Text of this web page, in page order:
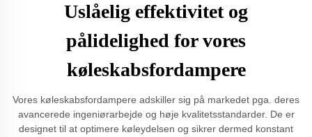
Uslåelig effektivitet og
pålidelighed for vores
køleskabsfordampere
Vores køleskabsfordampere adskiller sig på markedet pga. deres
avancerede ingeniørarbejde og høje kvalitetsstandarder. De er
designet til at optimere køleydelsen og sikrer dermed konstant